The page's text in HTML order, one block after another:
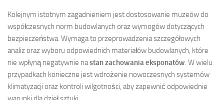
Kolejnym istotnym zagadnieniem jest dostosowanie muzeów do
współczesnych norm budowlanych oraz wymogów dotyczących
bezpieczeństwa. Wymaga to przeprowadzenia szczegółowych
analiz oraz wyboru odpowiednich materiałów budowlanych, które
nie wpłyną negatywnie nastan zachowania eksponatów. W wielu
przypadkach konieczne jest wdrożenie nowoczesnych systemów
klimatyzacji oraz kontroli wilgotności, aby zapewnić odpowiednie